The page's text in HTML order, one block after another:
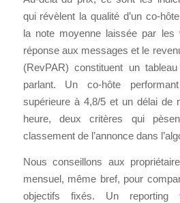
qui révèlent la qualité d’un co-
la note moyenne laissée par les
réponse aux messages et le
(RevPAR) constituent un
parlant. Un co-hôte
supérieure à 4,8/5 et un délai de
heure, deux critères qui
classement de l’annonce dans
Nous conseillons aux
mensuel, même bref, pour
objectifs fixés. Un reporting